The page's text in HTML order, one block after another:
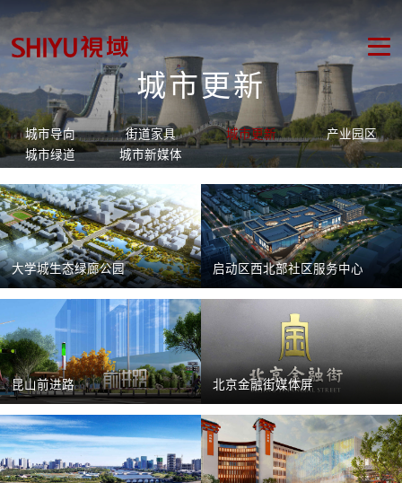
城市更新
城市导向 街道家具 城市更新
产业园区
城市绿道
城市新媒体
大学城生态绿廊公园 启动区西北部社区服务中心
昆山前进路 北京金融街媒体屏